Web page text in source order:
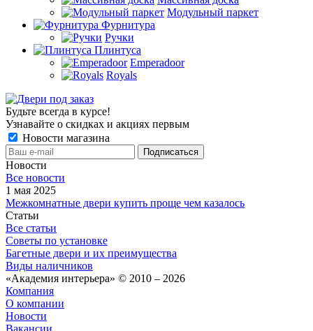
Модульный паркет
Фурнитура
Ручки
Плинтуса
Emperadoor
Royals
Будьте всегда в курсе!
Узнавайте о скидках и акциях первым
Новости магазина
Новости
Все новости
1 мая 2025
Межкомнатные двери купить проще чем казалось
Статьи
Все статьи
Советы по установке
Багетные двери и их преимущества
Виды наличников
«Академия интерьера» © 2010 – 2026
Компания
О компании
Новости
Вакансии